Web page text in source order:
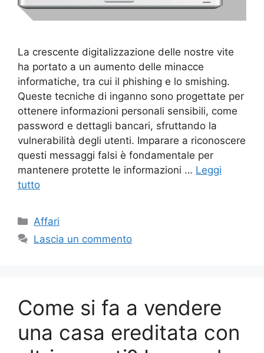
La crescente digitalizzazione delle nostre vite
ha portato a un aumento delle minacce
informatiche, tra cui il phishing e lo smishing.
Queste tecniche di inganno sono progettate per
ottenere informazioni personali sensibili, come
password e dettagli bancari, sfruttando la
vulnerabilità degli utenti. Imparare a riconoscere
questi messaggi falsi è fondamentale per
mantenere protette le informazioni … Leggi
tutto
Categorie
Affari
Lascia un commento
Come si fa a vendere
una casa ereditata con